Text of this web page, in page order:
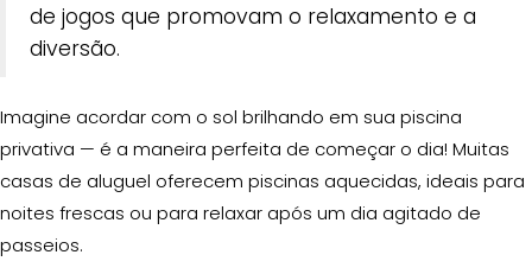
de jogos que promovam o relaxamento e a
diversão.
Imagine acordar com o sol brilhando em sua piscina
privativa — é a maneira perfeita de começar o dia! Muitas
casas de aluguel oferecem piscinas aquecidas, ideais para
noites frescas ou para relaxar após um dia agitado de
passeios.